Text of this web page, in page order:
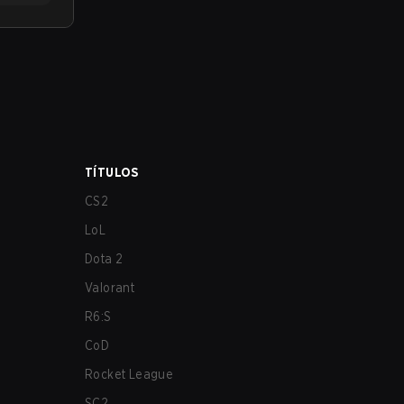
TÍTULOS
CS2
LoL
Dota 2
Valorant
R6:S
CoD
Rocket League